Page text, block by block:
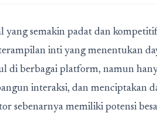
yang semakin padat dan
inti yang menentukan
di berbagai platform, namun
interaksi, dan menciptakan
sebenarnya memiliki potensi